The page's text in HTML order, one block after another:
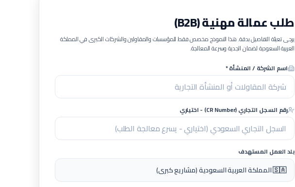
طلب عمالة مهنية (B2B)
يرجى تعبئة التفاصيل بدقة. هذا النموذج مخصص فقط للمؤسسات والمقاولين والشركات الكبرى في المملكة
العربية السعودية لضمان الجدية وسرعة المعالجة.
اسم الشركة / المنشأة *
رقم السجل التجاري (CR Number) - اختياري
بلد العمل المستهدف
🇸🇦 المملكة العربية السعودية (مشاريع كبرى)